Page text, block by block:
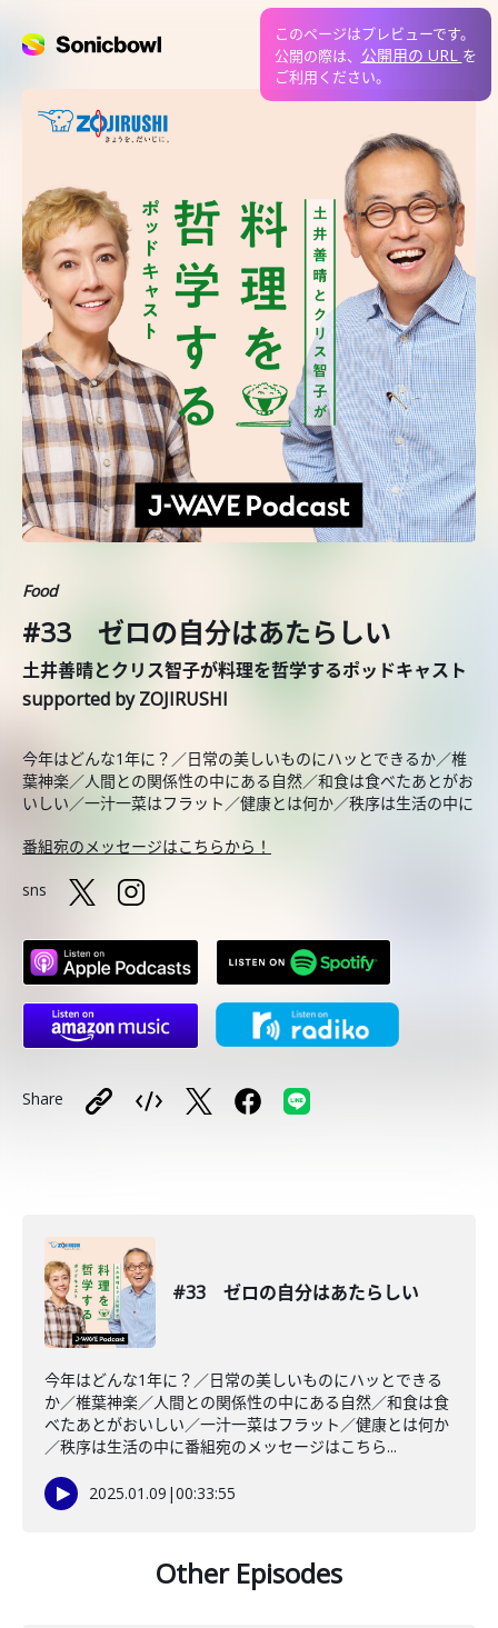
このページはプレビューです。
公開の際は、 公開用の URL を
ご利用ください。
Food
#33 ゼロの自分はあたらしい
土井善晴とクリス智子が料理を哲学するポッドキャスト
supported by ZOJIRUSHI
今年はどんな1年に？／日常の美しいものにハッとできるか／椎
葉神楽／人間との関係性の中にある自然／和食は食べたあとがお
いしい／一汁一菜はフラット／健康とは何か／秩序は生活の中に
番組宛のメッセージはこちらから！
sns
Share
#33 ゼロの自分はあたらしい
今年はどんな1年に？／日常の美しいものにハッとできる
か／椎葉神楽／人間との関係性の中にある自然／和食は食
べたあとがおいしい／一汁一菜はフラット／健康とは何か
／秩序は生活の中に番組宛のメッセージはこちら...
2025.01.09 |00:33:55
Other Episodes